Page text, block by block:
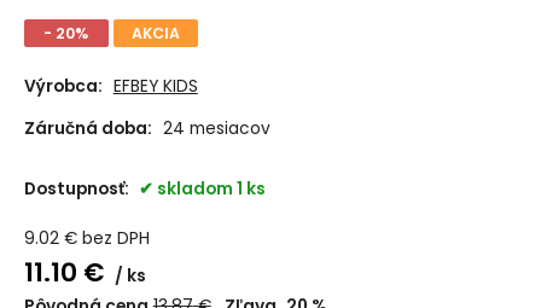
- 20% AKCIA
Výrobca: EFBEY KIDS
Záručná doba: 24 mesiacov
Dostupnosť: skladom 1 ks
9.02€ bez DPH
11.10 €
ks